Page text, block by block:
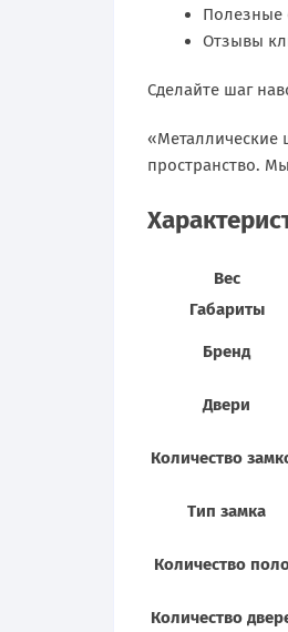
Полезные
Отзывы
Сделайте шаг
«Металлические
пространство.
Вес
Габариты
Бренд
Двери
Количество
Тип замка
Количество
Количество